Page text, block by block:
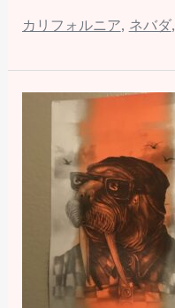
カリフォルニア, ネバダ,